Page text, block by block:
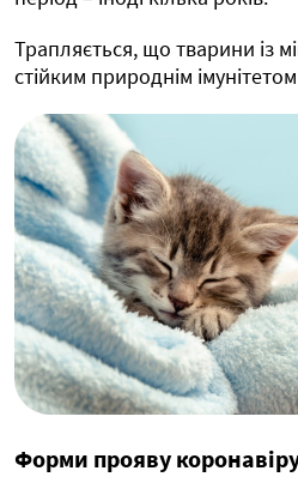
Трапляється, що тварини із
стійким природнім
Форми прояву